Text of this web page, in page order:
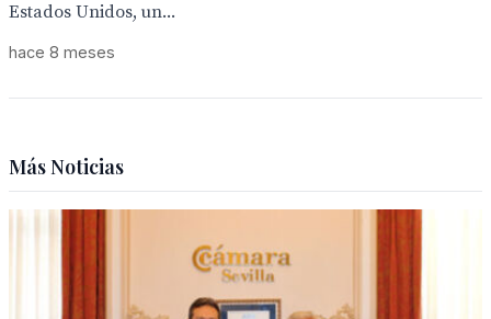
Estados Unidos, un...
hace 8 meses
Más Noticias